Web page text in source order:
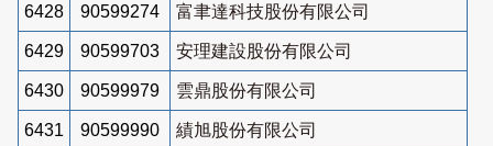
6428 90599274 富聿達科技股份有限公司
6429 90599703 安理建設股份有限公司
6430 90599979 雲鼎股份有限公司
6431 90599990 績旭股份有限公司